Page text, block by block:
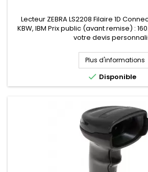
Lecteur ZEBRA LS2208 Filaire 1D
KBW, IBM Prix public (avant remise) :
votre devis
Plus d'informations
 Disponible